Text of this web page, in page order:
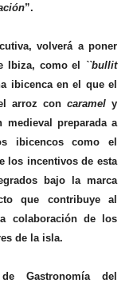
”.
volverá a poner
Ibiza, como el
``bullit
ibicenca en el que el
arroz concaramel y
medieval preparada a
ibicencos como el
los incentivos de esta
bajo la marca
que contribuye al
colaboración de los
de la isla.
Gastronomía del